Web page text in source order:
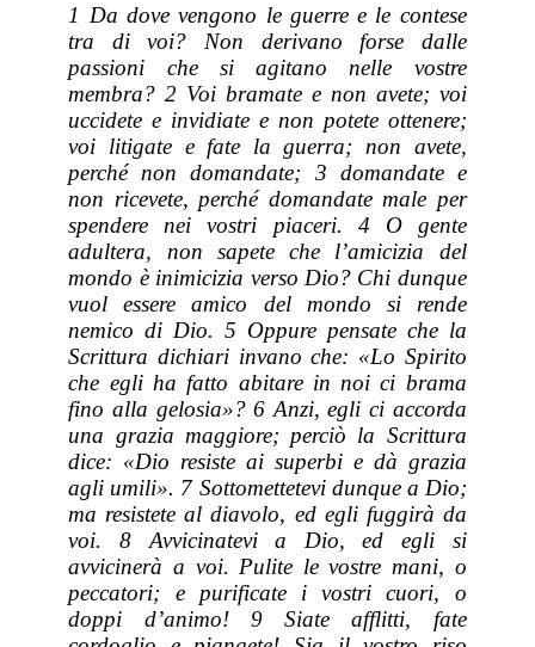
1 Da dove vengono le guerre e le contese
tra di voi? Non derivano forse dalle
passioni che si agitano nelle vostre
membra? 2 Voi bramate e non avete; voi
uccidete e invidiate e non potete ottenere;
voi litigate e fate la guerra; non avete,
perché non domandate; 3 domandate e
non ricevete, perché domandate male per
spendere nei vostri piaceri. 4 O gente
adultera, non sapete che l’amicizia del
mondo è inimicizia verso Dio? Chi dunque
vuol essere amico del mondo si rende
nemico di Dio. 5 Oppure pensate che la
Scrittura dichiari invano che: «Lo Spirito
che egli ha fatto abitare in noi ci brama
fino alla gelosia»? 6 Anzi, egli ci accorda
una grazia maggiore; perciò la Scrittura
dice: «Dio resiste ai superbi e dà grazia
agli umili». 7 Sottomettetevi dunque a Dio;
ma resistete al diavolo, ed egli fuggirà da
voi. 8 Avvicinatevi a Dio, ed egli si
avvicinerà a voi. Pulite le vostre mani, o
peccatori; e purificate i vostri cuori, o
doppi d’animo! 9 Siate afflitti, fate